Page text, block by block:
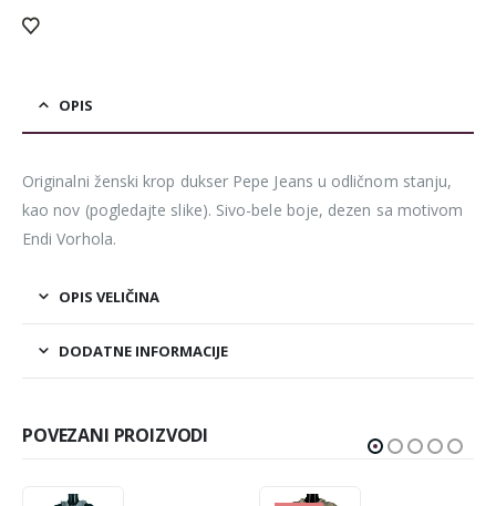
OPIS
Originalni ženski krop dukser Pepe Jeans u odličnom stanju,
kao nov (pogledajte slike). Sivo-bele boje, dezen sa motivom
Endi Vorhola.
OPIS VELIČINA
DODATNE INFORMACIJE
POVEZANI PROIZVODI